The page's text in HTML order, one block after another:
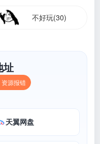
不好玩(30)
址
资源报错
天翼网盘